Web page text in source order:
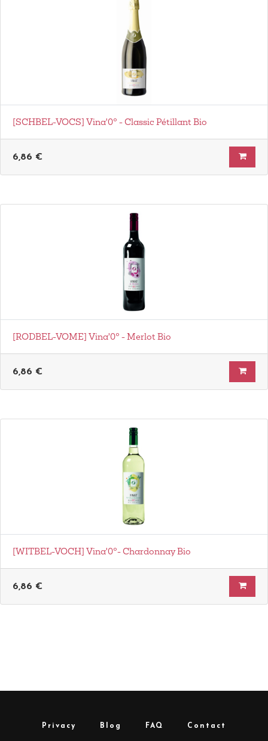
[SCHBEL-VOCS] Vina'0° - Classic Pétillant Bio
6,86 €
[RODBEL-VOME] Vina'0° - Merlot Bio
6,86 €
[WITBEL-VOCH] Vina'0°- Chardonnay Bio
6,86 €
Privacy Blog FAQ Contact